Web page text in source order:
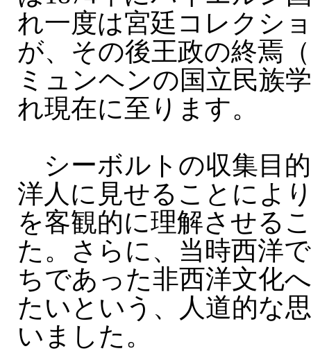
れ一度は宮廷コレクシ
が、その後王政の終焉
ミュンヘンの国立民族
れ現在に至ります。
シーボルトの収集目
洋人に見せることによ
を客観的に理解させる
た。さらに、当時西洋
ちであった非西洋文化
たいという、人道的な
いました。